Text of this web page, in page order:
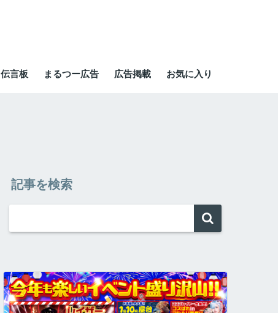
伝言板 まるつー広告 広告掲載 お気に入り
記事を検索